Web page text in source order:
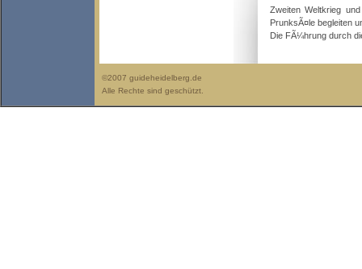
Zweiten Weltkrieg
PrunksÃ¤le begleiten
Die FÃ¼hrung durch
©2007 guideheidelberg.de
Alle Rechte sind geschützt.